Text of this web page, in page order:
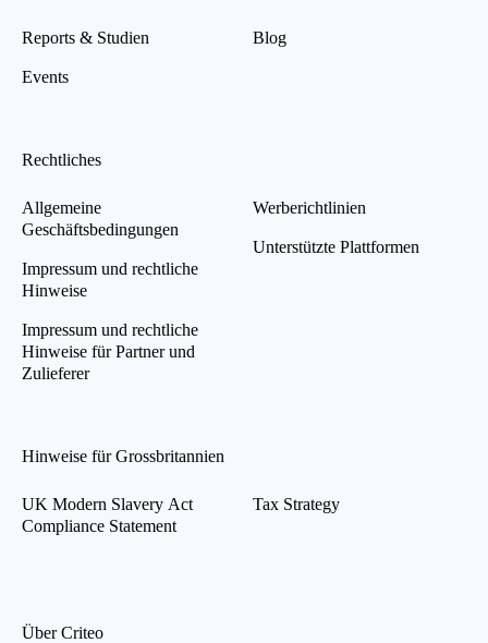
Reports & Studien
Events
Blog
Rechtliches
Allgemeine
Geschäftsbedingungen
Impressum und rechtliche
Hinweise
Impressum und rechtliche
Hinweise für Partner und
Zulieferer
Werberichtlinien
Unterstützte Plattformen
Hinweise für Grossbritannien
UK Modern Slavery Act
Compliance Statement
Tax Strategy
Über Criteo